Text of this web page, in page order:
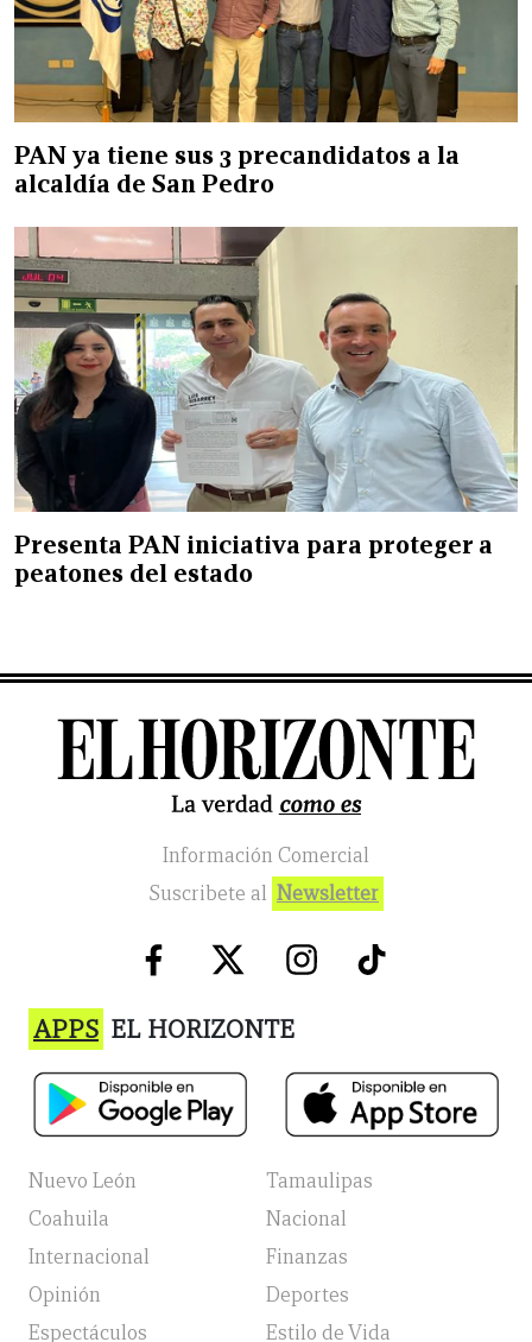
PAN ya tiene sus 3 precandidatos a la
alcaldía de San Pedro
Presenta PAN iniciativa para proteger a
peatones del estado
Información Comercial
Suscribete al Newsletter
APPS EL HORIZONTE
Nuevo León
Tamaulipas
Coahuila
Nacional
Internacional
Finanzas
Opinión
Deportes
Espectáculos
Estilo de Vida